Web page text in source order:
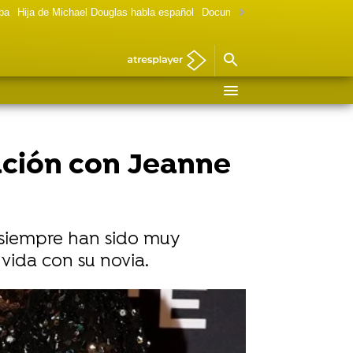
Hija de Michael Douglas habla español Documental Las chicas Gilmore
con Jeanne
han sido muy
con su novia.